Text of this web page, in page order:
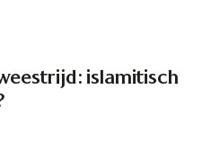
islamitisch